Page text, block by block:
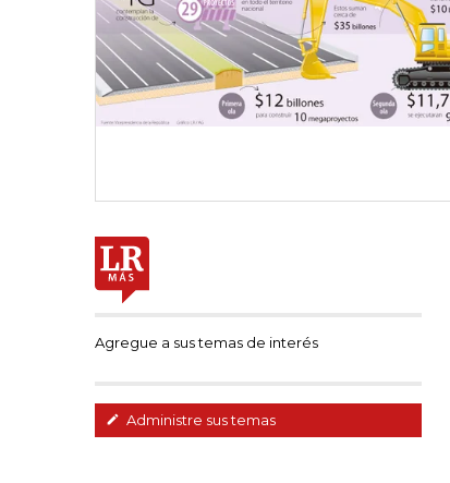
Agregue a sus temas de interés
Administre sus temas